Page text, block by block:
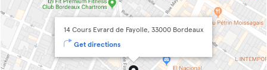
14 Cours Evrard de Fayolle, 33000 Bordeaux
Get directions